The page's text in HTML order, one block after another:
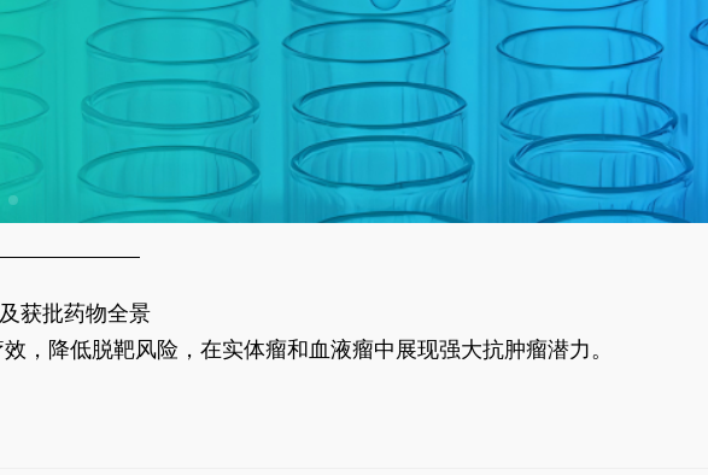
获批药物全景
，降低脱靶风险，在实体瘤和血液瘤中展现强大抗肿瘤潜力。